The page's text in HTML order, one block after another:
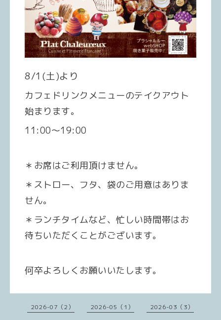
8/1(土)より
カフェドリンクメニューのテイクアウト
始まります。
11:00〜19:00
＊お席はご利用頂けません。
＊ストロー、フタ、袋のご用意はありま
せん。
＊ランチタイムなど、忙しい時間帯はお
待ちいただくことがございます。
何卒よろしくお願いいたします。
2026-07（2） 2026-05（1） 2026-03（3）